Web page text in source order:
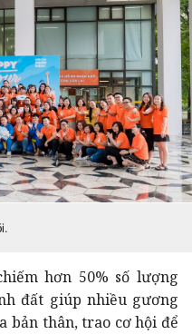
hơn 50% số lượng
đất giúp nhiều gương
bản thân, trao cơ hội để